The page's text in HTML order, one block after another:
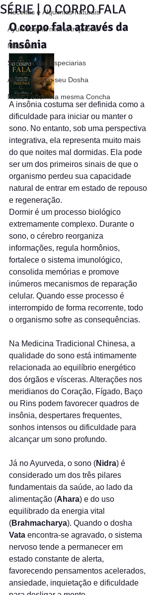
Receitas e Alquimias naturais
Ayurveda na minha trajetória
Massalas
Senhora das Especiarias
Alimentando o seu Dosha
News Letter- Na mesma Concha
SÉRIE | O CORPO FALA
O corpo fala através da
insônia
A insônia costuma ser definida como a
dificuldade para iniciar ou manter o
sono. No entanto, sob uma perspectiva
integrativa, ela representa muito mais
do que noites mal dormidas. Ela pode
ser um dos primeiros sinais de que o
organismo perdeu sua capacidade
natural de entrar em estado de repouso
e regeneração.
Dormir é um processo biológico
extremamente complexo. Durante o
sono, o cérebro reorganiza
informações, regula hormônios,
fortalece o sistema imunológico,
consolida memórias e promove
inúmeros mecanismos de reparação
celular. Quando esse processo é
interrompido de forma recorrente, todo
o organismo sofre as consequências.
Na Medicina Tradicional Chinesa, a
qualidade do sono está intimamente
relacionada ao equilíbrio energético
dos órgãos e vísceras. Alterações nos
meridianos do Coração, Fígado, Baço
ou Rins podem favorecer quadros de
insônia, despertares frequentes,
sonhos intensos ou dificuldade para
alcançar um sono profundo.
Já no Ayurveda, o sono (Nidra) é
considerado um dos três pilares
fundamentais da saúde, ao lado da
alimentação (Ahara) e do uso
equilibrado da energia vital
(Brahmacharya). Quando o dosha
Vata encontra-se agravado, o sistema
nervoso tende a permanecer em
estado constante de alerta,
favorecendo pensamentos acelerados,
ansiedade, inquietação e dificuldade